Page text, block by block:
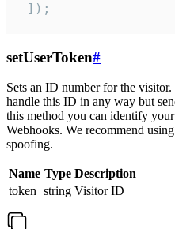
]);
setUserToken#
Sets an ID number for the
handle this ID in any way but
this method you can identify
Webhooks. We recommend
spoofing.
Name Type Description
token string Visitor ID